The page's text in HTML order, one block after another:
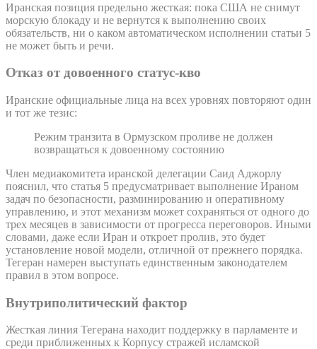
Иранская позиция предельно жесткая: пока США не снимут
морскую блокаду и не вернутся к выполнению своих
обязательств, ни о каком автоматическом исполнении статьи 5
не может быть и речи.
Отказ от довоенного статус-кво
Иранские официальные лица на всех уровнях повторяют один
и тот же тезис:
Режим транзита в Ормузском проливе не должен
возвращаться к довоенному состоянию
Член медиакомитета иранской делегации Саид Аджорлу
пояснил, что статья 5 предусматривает выполнение Ираном
задач по безопасности, разминированию и оперативному
управлению, и этот механизм может сохраняться от одного до
трех месяцев в зависимости от прогресса переговоров. Иными
словами, даже если Иран и откроет пролив, это будет
установление новой модели, отличной от прежнего порядка.
Тегеран намерен выступать единственным законодателем
правил в этом вопросе.
Внутриполитический фактор
Жесткая линия Тегерана находит поддержку в парламенте и
среди приближенных к Корпусу стражей исламской